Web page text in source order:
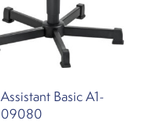
Assistant Basic A1-
09080